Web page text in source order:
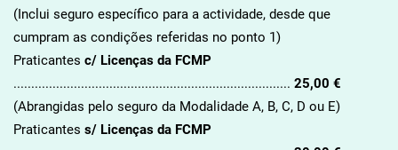
(Inclui seguro específico para a actividade, desde que
cumpram as condições referidas no ponto 1)
Praticantes c/ Licenças da FCMP
.............................................................................. 25,00 €
(Abrangidas pelo seguro da Modalidade A, B, C, D ou E)
Praticantes s/ Licenças da FCMP